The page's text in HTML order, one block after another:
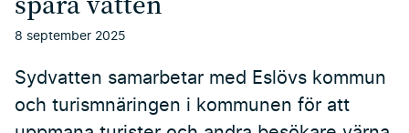
8 september 2025
Sydvatten samarbetar med Eslövs kommun
och turismnäringen i kommunen för att